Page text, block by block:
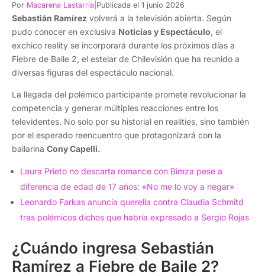
Por Macarena Lastarria Publicada el 1 junio 2026
Sebastián Ramírez volverá a la televisión abierta. Según
pudo conocer en exclusiva Noticias y Espectáculo, el
exchico reality se incorporará durante los próximos días a
Fiebre de Baile 2, el estelar de Chilevisión que ha reunido a
diversas figuras del espectáculo nacional.
La llegada del polémico participante promete revolucionar la
competencia y generar múltiples reacciones entre los
televidentes. No solo por su historial en realities, sino también
por el esperado reencuentro que protagonizará con la
bailarina Cony Capelli.
Laura Prieto no descarta romance con Bimza pese a
diferencia de edad de 17 años: «No me lo voy a negar»
Leonardo Farkas anuncia querella contra Claudia Schmitd
tras polémicos dichos que habría expresado a Sergio Rojas
¿Cuándo ingresa Sebastián
Ramírez a Fiebre de Baile 2?